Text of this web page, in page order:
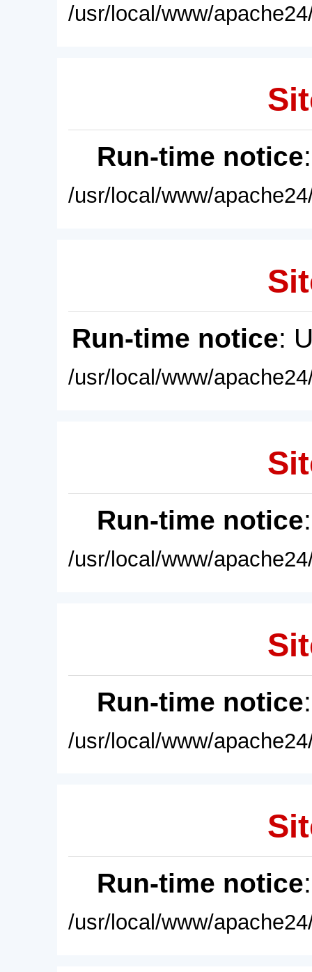
/usr/local/www/
Run-time notice
/usr/local/www/
Run-time notice:
/usr/local/www/
Run-time notice
/usr/local/www/
Run-time notice
/usr/local/www/
Run-time notice
/usr/local/www/